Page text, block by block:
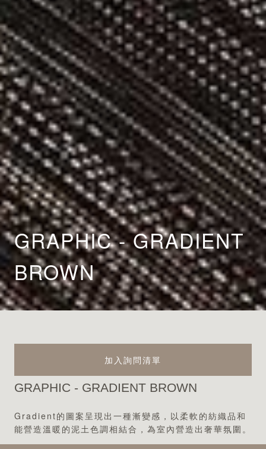
GRAPHIC - GRADIENT
BROWN
加入詢問清單
GRAPHIC - GRADIENT BROWN
Gradient的圖案呈現出一種漸變感，以柔軟的紡織品和
能營造溫暖的泥土色調相結合，為室內營造出奢華氛圍。